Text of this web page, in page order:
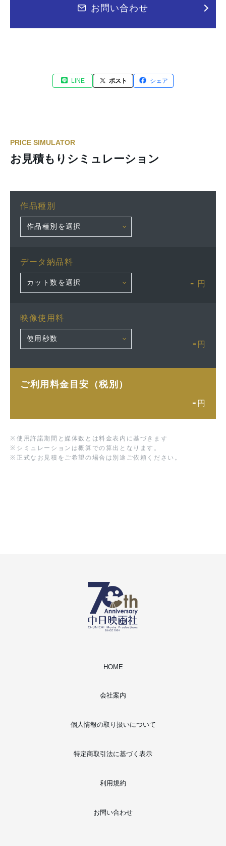
お問い合わせ
LINE ポスト シェア
PRICE SIMULATOR
お見積もりシミュレーション
作品種別
データ納品料
- 円
映像使用料
- 円
ご利用料金目安（税別）
- 円
※ 使用許諾期間と媒体数とは料金表内に基づきます
※ シミュレーションは概算での算出となります。
※ 正式なお見積をご希望の場合は別途ご依頼ください。
HOME
会社案内
個人情報の取り扱いについて
特定商取引法に基づく表示
利用規約
お問い合わせ